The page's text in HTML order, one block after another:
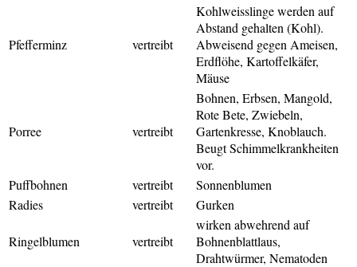
Pfefferminz vertreibt
Kohlweisslinge werden auf
Abstand gehalten (Kohl).
Abweisend gegen Ameisen,
Erdflöhe, Kartoffelkäfer,
Mäuse
Porree vertreibt
Bohnen, Erbsen, Mangold,
Rote Bete, Zwiebeln,
Gartenkresse, Knoblauch.
Beugt Schimmelkrankheiten
vor.
Puffbohnen
vertreibt
Sonnenblumen
Radies
vertreibt Gurken
Ringelblumen vertreibt
wirken abwehrend auf
Bohnenblattlaus,
Drahtwürmer, Nematoden